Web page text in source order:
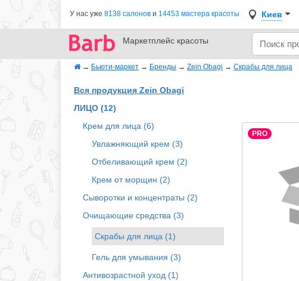
У нас уже 8138 салонов и 14453 мастера красоты Киев
Маркетплейс красоты
→ Бьюти-маркет → Бренды → Zein Obagi → Скрабы для лица
Вся продукция Zein Obagi
ЛИЦО (12)
Крем для лица (6)
Увлажняющий крем (3)
Отбеливающий крем (2)
Крем от морщин (2)
Сыворотки и концентраты (2)
Очищающие средства (3)
Скрабы для лица (1)
Гель для умывания (3)
Антивозрастной уход (1)
PRO